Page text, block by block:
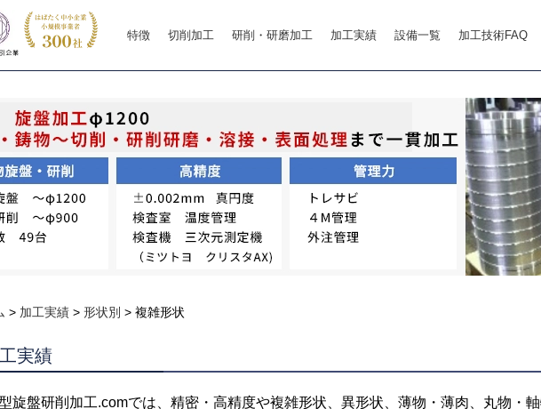
特徴 切削加工 研削・研磨加工 加工実績 設備一覧 加工技術FAQ
> 加工実績 > 形状別 > 複雑形状
実績
旋盤研削加工.comでは、精密・高精度や複雑形状、異形状、薄物・薄肉、丸物・